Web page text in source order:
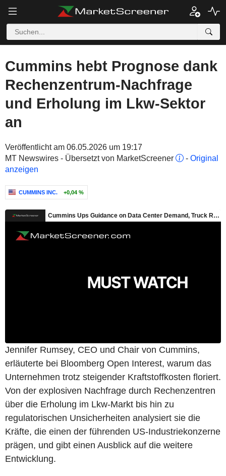
Cummins hebt Prognose dank
Rechenzentrum-Nachfrage
und Erholung im Lkw-Sektor
an
Veröffentlicht am 06.05.2026 um 19:17
MT Newswires - Übersetzt von MarketScreener
- Original
anzeigen
CUMMINS INC. +0,04 %
Jennifer Rumsey, CEO und Chair von Cummins,
erläuterte bei Bloomberg Open Interest, warum das
Unternehmen trotz steigender Kraftstoffkosten floriert.
Von der explosiven Nachfrage durch Rechenzentren
über die Erholung im Lkw-Markt bis hin zu
regulatorischen Unsicherheiten analysiert sie die
Kräfte, die einen der führenden US-Industriekonzerne
prägen, und gibt einen Ausblick auf die weitere
Entwicklung.